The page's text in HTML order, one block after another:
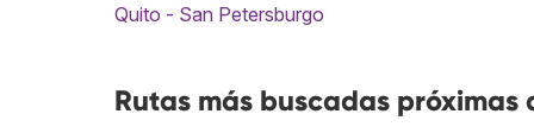
Quito - San Petersburgo
Rutas más buscadas